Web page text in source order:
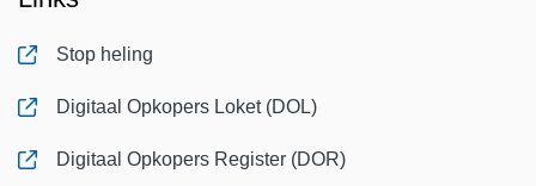
Stop heling
, opent in nieuw tabblad
Digitaal Opkopers Loket (DOL)
, opent in nieuw tabblad
Digitaal Opkopers Register (DOR)
, opent in nieuw tabblad